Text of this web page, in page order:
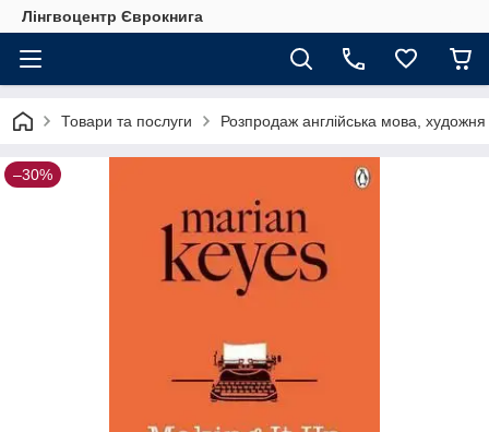
Лінгвоцентр Єврокнига
Товари та послуги Розпродаж англійська мова,
–30%